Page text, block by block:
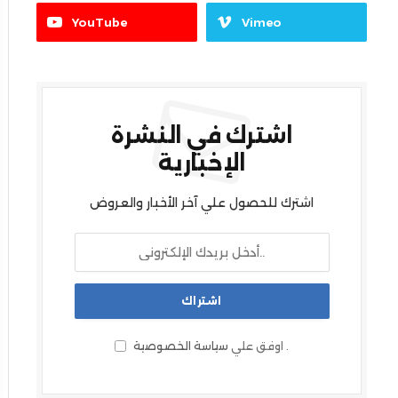
YouTube Vimeo
اشترك في النشرة
الإخبارية
اشترك للحصول علي آخر الأخبار والعروض
اوفق علي سياسة الخصوصية .